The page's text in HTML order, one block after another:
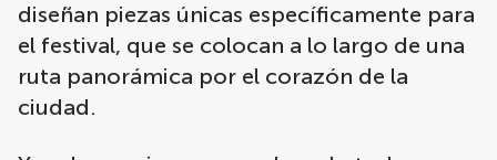
diseñan piezas únicas específicamente para
el festival, que se colocan a lo largo de una
ruta panorámica por el corazón de la
ciudad.